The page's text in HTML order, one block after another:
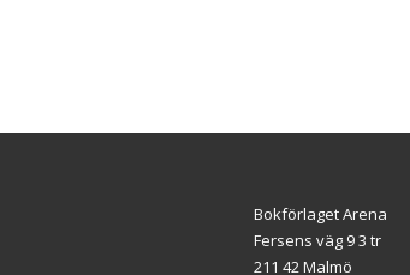
Bokförlaget Arena
Fersens väg 9 3 tr
211 42 Malmö